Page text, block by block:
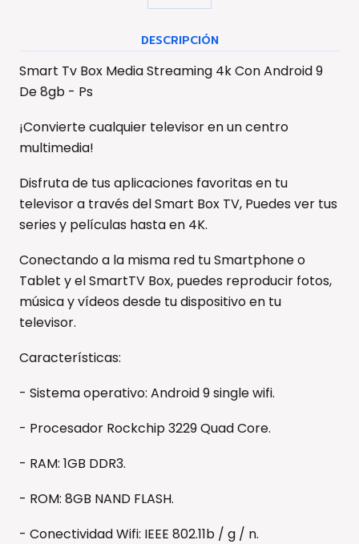
DESCRIPCIÓN
Smart Tv Box Media Streaming 4k Con Android 9
De 8gb - Ps
¡Convierte cualquier televisor en un centro
multimedia!
Disfruta de tus aplicaciones favoritas en tu
televisor a través del Smart Box TV, Puedes ver tus
series y películas hasta en 4K.
Conectando a la misma red tu Smartphone o
Tablet y el SmartTV Box, puedes reproducir fotos,
música y vídeos desde tu dispositivo en tu
televisor.
Características:
- Sistema operativo: Android 9 single wifi.
- Procesador Rockchip 3229 Quad Core.
- RAM: 1GB DDR3.
- ROM: 8GB NAND FLASH.
- Conectividad Wifi: IEEE 802.11b / g / n.